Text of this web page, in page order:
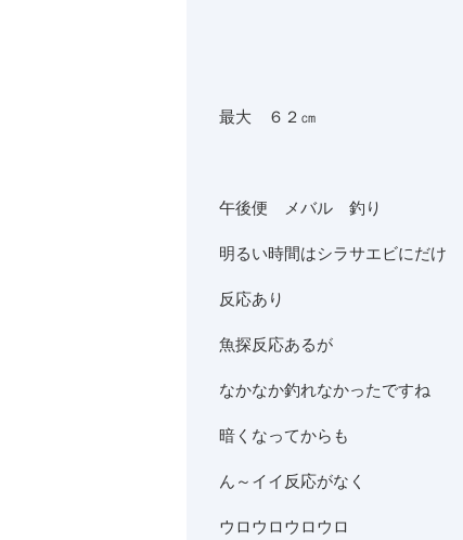
最大 ６２㎝
午後便 メバル 釣り
明るい時間はシラサエビにだけ
反応あり
魚探反応あるが
なかなか釣れなかったですね
暗くなってからも
ん～イイ反応がなく
ウロウロウロウロ